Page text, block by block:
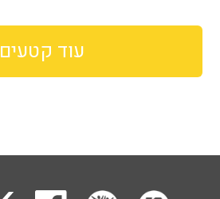
עוד קטעים